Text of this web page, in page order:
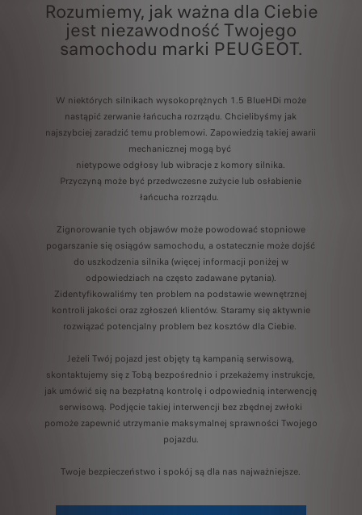
Rozumiemy, jak ważna dla Ciebie
jest niezawodność Twojego
samochodu marki PEUGEOT.
W niektórych silnikach wysokoprężnych 1.5 BlueHDi może
nastąpić zerwanie łańcucha rozrządu. Chcielibyśmy jak
najszybciej zaradzić temu problemowi. Zapowiedzią takiej awarii
mechanicznej mogą być
nietypowe odgłosy lub wibracje z komory silnika.
Przyczyną może być przedwczesne zużycie lub osłabienie
łańcucha rozrządu.
Zignorowanie tych objawów może powodować stopniowe
pogarszanie się osiągów samochodu, a ostatecznie może dojść
do uszkodzenia silnika (więcej informacji poniżej w
odpowiedziach na często zadawane pytania).
Zidentyfikowaliśmy ten problem na podstawie wewnętrznej
kontroli jakości oraz zgłoszeń klientów. Staramy się aktywnie
rozwiązać potencjalny problem bez kosztów dla Ciebie.
Jeżeli Twój pojazd jest objęty tą kampanią serwisową,
skontaktujemy się z Tobą bezpośrednio i przekażemy instrukcje,
jak umówić się na bezpłatną kontrolę i odpowiednią interwencję
serwisową. Podjęcie takiej interwencji bez zbędnej zwłoki
pomoże zapewnić utrzymanie maksymalnej sprawności Twojego
pojazdu.
Twoje bezpieczeństwo i spokój są dla nas najważniejsze.